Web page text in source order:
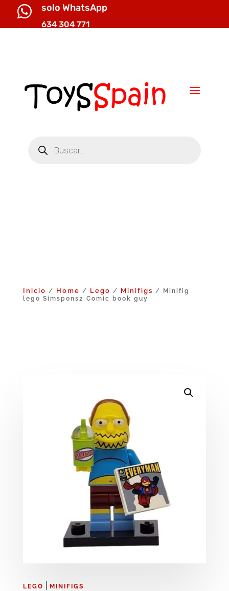
 solo WhatsApp
634 304 771
productos
Inicio / Home / Lego / Minifigs / Minifig
lego Simspons2 Comic book guy
LEGO MINIFIGS